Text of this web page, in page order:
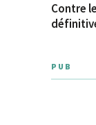
Contre
PUB